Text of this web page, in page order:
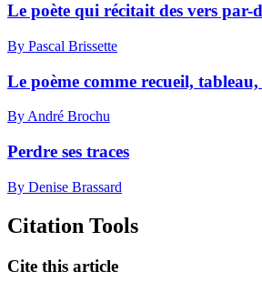
Le poète qui récitait des vers par-
By Pascal Brissette
Le poème comme recueil, tableau,
By André Brochu
Perdre ses traces
By Denise Brassard
Citation Tools
Cite this article